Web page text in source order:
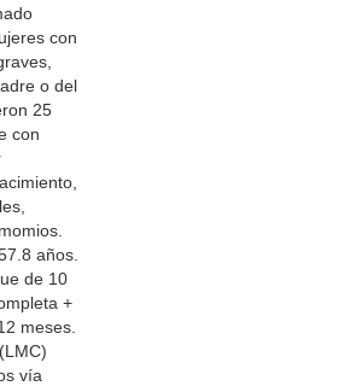
con
o del
25
con
años.
de 10
+
meses.
vía